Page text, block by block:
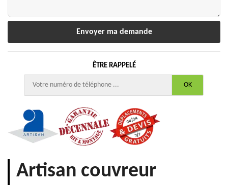
ÊTRE RAPPELÉ
Artisan couvreur